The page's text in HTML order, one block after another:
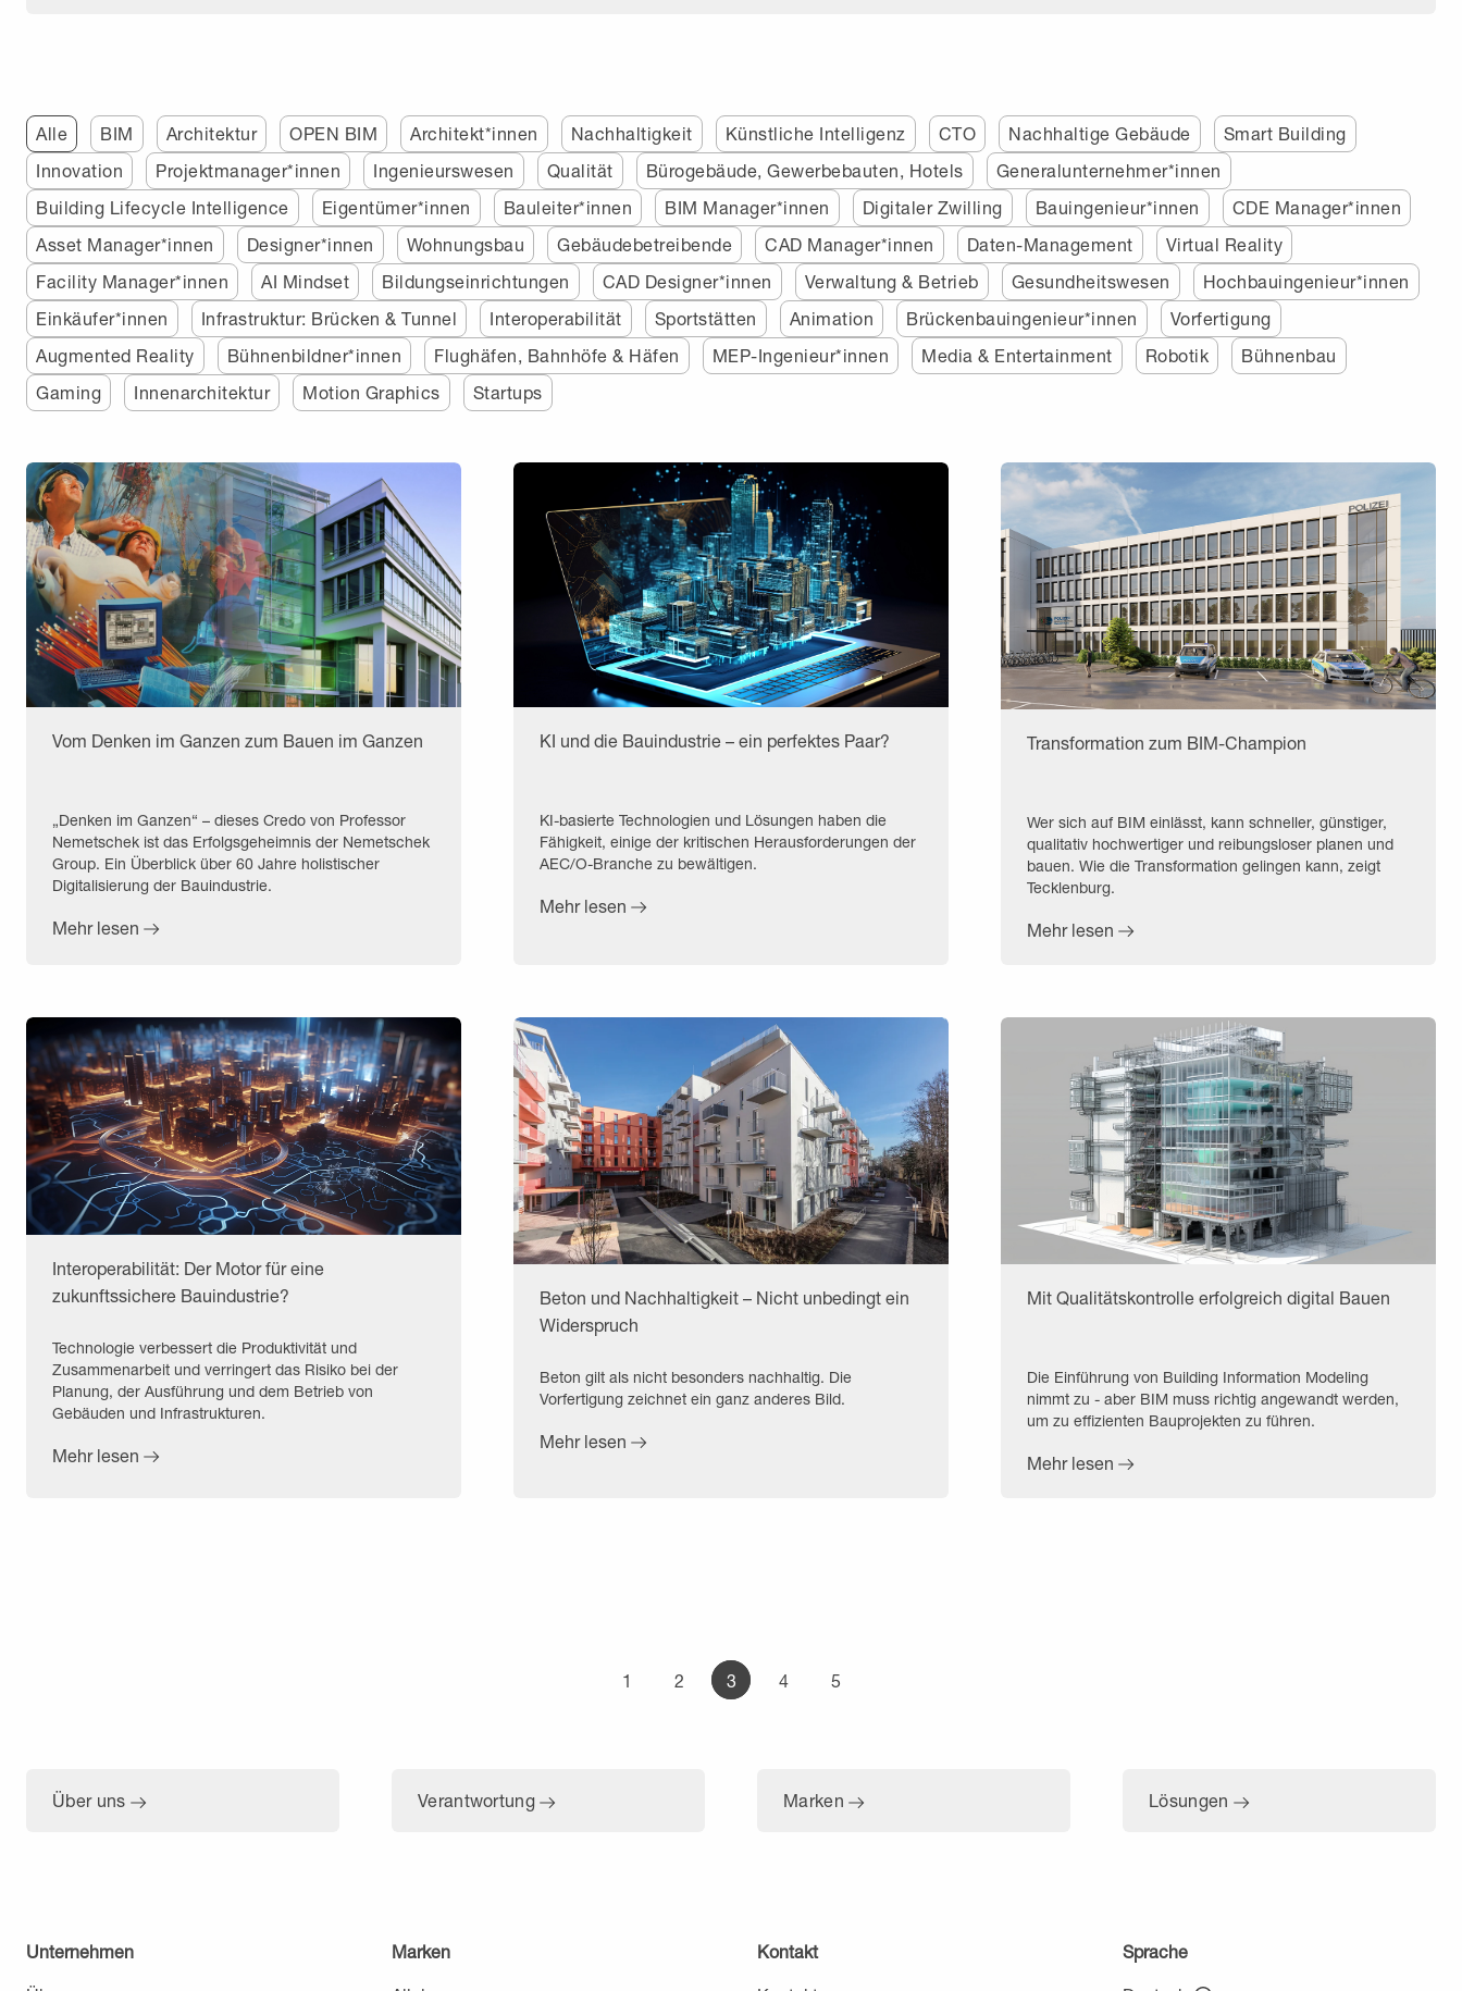
Alle BIM Architektur OPEN BIM Architekt*innen Nachhaltigkeit Künstliche Intelligenz CTO Nachhaltige Gebäude
Smart Building
Innovation
Projektmanager*innen Ingenieurswesen Qualität Bürogebäude, Gewerbebauten, Hotels
Generalunternehmer*innen
Building Lifecycle Intelligence
Eigentümer*innen Bauleiter*innen BIM Manager*innen Digitaler Zwilling Bauingenieur*innen
CDE Manager*innen
Asset Manager*innen
Designer*innen Wohnungsbau Gebäudebetreibende CAD Manager*innen Daten-Management
Virtual Reality
Facility Manager*innen
AI Mindset Bildungseinrichtungen CAD Designer*innen Verwaltung & Betrieb Gesundheitswesen
Hochbauingenieur*innen
Einkäufer*innen
Infrastruktur: Brücken & Tunnel Interoperabilität Sportstätten Animation Brückenbauingenieur*innen
Vorfertigung
Augmented Reality
Bühnenbildner*innen Flughäfen, Bahnhöfe & Häfen MEP-Ingenieur*innen Media & Entertainment Robotik
Bühnenbau
Gaming
Innenarchitektur Motion Graphics Startups
Vom Denken im Ganzen zum Bauen im Ganzen
„Denken im Ganzen“ – dieses Credo von Professor
Nemetschek ist das Erfolgsgeheimnis der Nemetschek
Group. Ein Überblick über 60 Jahre holistischer
Digitalisierung der Bauindustrie.
Mehr lesen
KI und die Bauindustrie – ein perfektes Paar?
KI-basierte Technologien und Lösungen haben die
Fähigkeit, einige der kritischen Herausforderungen der
AEC/O-Branche zu bewältigen.
Mehr lesen
Transformation zum BIM-Champion
Wer sich auf BIM einlässt, kann schneller, günstiger,
qualitativ hochwertiger und reibungsloser planen und
bauen. Wie die Transformation gelingen kann, zeigt
Tecklenburg.
Mehr lesen
Interoperabilität: Der Motor für eine
zukunftssichere Bauindustrie?
Technologie verbessert die Produktivität und
Zusammenarbeit und verringert das Risiko bei der
Planung, der Ausführung und dem Betrieb von
Gebäuden und Infrastrukturen.
Mehr lesen
Beton und Nachhaltigkeit – Nicht unbedingt ein
Widerspruch
Beton gilt als nicht besonders nachhaltig. Die
Vorfertigung zeichnet ein ganz anderes Bild.
Mehr lesen
Mit Qualitätskontrolle erfolgreich digital Bauen
Die Einführung von Building Information Modeling
nimmt zu - aber BIM muss richtig angewandt werden,
um zu effizienten Bauprojekten zu führen.
Mehr lesen
1 2 3 4 5
Über uns Verantwortung Marken Lösungen
Unternehmen Marken Kontakt Sprache